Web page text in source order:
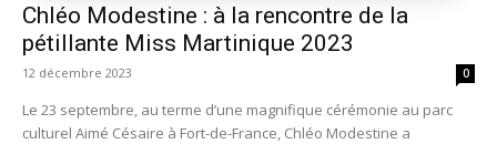
Chléo Modestine : à la rencontre de la
pétillante Miss Martinique 2023
12 décembre 2023 0
Le 23 septembre, au terme d’une magnifique cérémonie au parc
culturel Aimé Césaire à Fort-de-France, Chléo Modestine a